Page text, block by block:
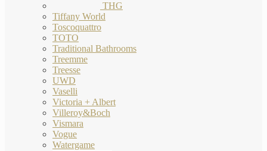
THG
Tiffany World
Toscoquattro
TOTO
Traditional Bathrooms
Treemme
Treesse
UWD
Vaselli
Victoria + Albert
Villeroy&Boch
Vismara
Vogue
Watergame